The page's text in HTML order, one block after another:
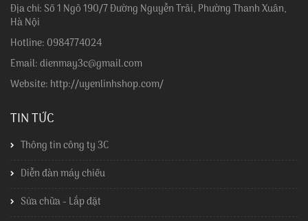
Địa chỉ: Số 1 Ngõ 190/7 Đường Nguyễn Trãi, Phường Thanh Xuân,
Hà Nội
Hotline: 0984774024
Email: dienmay3c@gmail.com
Website: http://uyenlinhshop.com/
TIN TỨC
Thông tin công ty 3C
Diễn đàn máy chiếu
Sửa chữa - Lắp đặt